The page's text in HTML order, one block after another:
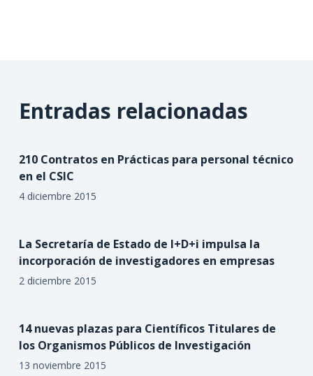
Entradas relacionadas
210 Contratos en Prácticas para personal técnico
en el CSIC
4 diciembre 2015
La Secretaría de Estado de I+D+i impulsa la
incorporación de investigadores en empresas
2 diciembre 2015
14 nuevas plazas para Científicos Titulares de
los Organismos Públicos de Investigación
13 noviembre 2015